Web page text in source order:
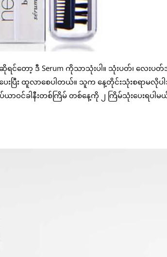
ရင်တော့ ဒီ Serum ကိုသာသုံးပါ။ သုံးပတ်၊ လေး
ေးပြီး ထူလာစေပါတယ်။ သူက နေ့တိုင်းသုံးစရာမလို
င်ခါနီးတစ်ကြိမ် တစ်နေ့ကို ၂ ကြိမ်သုံးပေးရပါမယ်